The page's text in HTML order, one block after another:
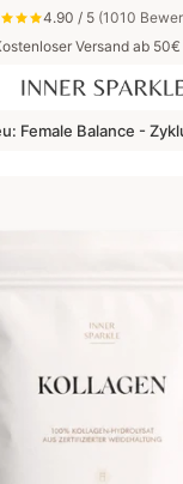
4.90 / 5 (1010
Versand ab 50€
Inner Sparkle
Female Balance -